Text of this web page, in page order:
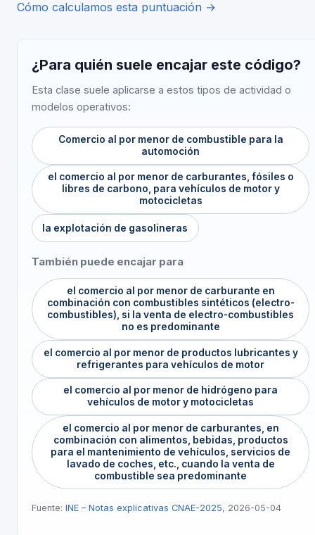
Cómo calculamos esta puntuación →
¿Para quién suele encajar este código?
Esta clase suele aplicarse a estos tipos de actividad o
modelos operativos:
Comercio al por menor de combustible para la
automoción
el comercio al por menor de carburantes, fósiles o
libres de carbono, para vehículos de motor y
motocicletas
la explotación de gasolineras
También puede encajar para
el comercio al por menor de carburante en
combinación con combustibles sintéticos (electro-
combustibles), si la venta de electro-combustibles
no es predominante
el comercio al por menor de productos lubricantes y
refrigerantes para vehículos de motor
el comercio al por menor de hidrógeno para
vehículos de motor y motocicletas
el comercio al por menor de carburantes, en
combinación con alimentos, bebidas, productos
para el mantenimiento de vehículos, servicios de
lavado de coches, etc., cuando la venta de
combustible sea predominante
Fuente: INE – Notas explicativas CNAE-2025, 2026-05-04